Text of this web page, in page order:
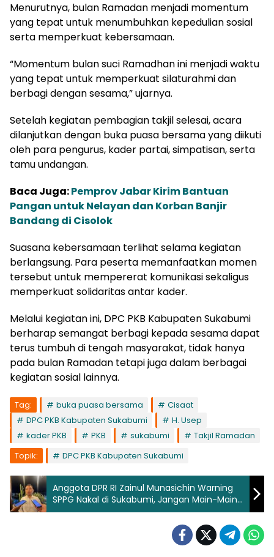
Menurutnya, bulan Ramadan menjadi momentum
yang tepat untuk menumbuhkan kepedulian sosial
serta memperkuat kebersamaan.
“Momentum bulan suci Ramadhan ini menjadi waktu
yang tepat untuk memperkuat silaturahmi dan
berbagi dengan sesama,” ujarnya.
Setelah kegiatan pembagian takjil selesai, acara
dilanjutkan dengan buka puasa bersama yang diikuti
oleh para pengurus, kader partai, simpatisan, serta
tamu undangan.
Baca Juga:Pemprov Jabar Kirim Bantuan
Pangan untuk Nelayan dan Korban Banjir
Bandang di Cisolok
Suasana kebersamaan terlihat selama kegiatan
berlangsung. Para peserta memanfaatkan momen
tersebut untuk mempererat komunikasi sekaligus
memperkuat solidaritas antar kader.
Melalui kegiatan ini, DPC PKB Kabupaten Sukabumi
berharap semangat berbagi kepada sesama dapat
terus tumbuh di tengah masyarakat, tidak hanya
pada bulan Ramadan tetapi juga dalam berbagai
kegiatan sosial lainnya.
Tag: buka puasa bersama
Cisaat
DPC PKB Kabupaten Sukabumi
H. Usep
kader PKB
PKB sukabumi
Takjil Ramadan
Topik:
DPC PKB Kabupaten Sukabumi
Anggota DPR RI Zainul Munasichin Warning
SPPG Nakal di Sukabumi, Jangan Main-Main
dengan Program MBG